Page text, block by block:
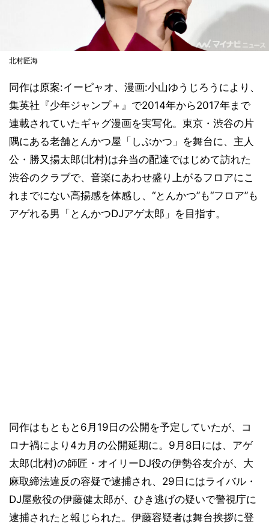
北村匠海
同作は原案:イーピャオ、漫画:小山ゆうじろうにより、
集英社『少年ジャンプ＋』で2014年から2017年まで
連載されていたギャグ漫画を実写化。東京・渋谷の片
隅にある老舗とんかつ屋「しぶかつ」を舞台に、主人
公・勝又揚太郎(北村)は弁当の配達ではじめて訪れた
渋谷のクラブで、音楽にあわせ盛り上がるフロアにこ
れまでにない高揚感を体感し、“とんかつ”も“フロア”も
アゲれる男「とんかつDJアゲ太郎」を目指す。
同作はもともと6月19日の公開を予定していたが、コ
ロナ禍により4カ月の公開延期に。9月8日には、アゲ
太郎(北村)の師匠・オイリーDJ役の伊勢谷友介が、大
麻取締法違反の容疑で逮捕され、29日にはライバル・
DJ屋敷役の伊藤健太郎が、ひき逃げの疑いで警視庁に
逮捕されたと報じられた。伊藤容疑者は舞台挨拶に登